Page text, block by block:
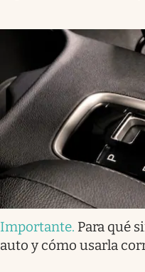
Importante. Para qué
auto y cómo usarla